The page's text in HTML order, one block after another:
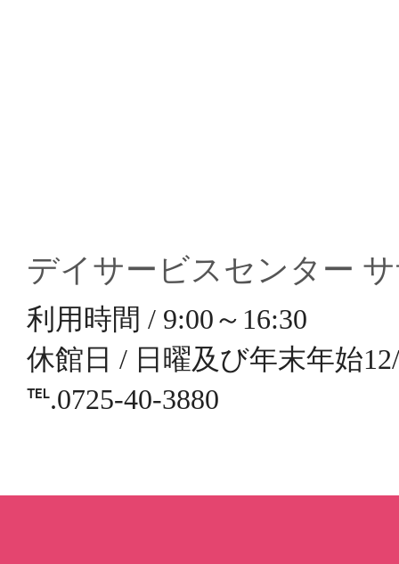
デイサービスセンター
利用時間 / 9:00～16:30
休館日 / 日曜及び年末年始
℡.0725-40-3880